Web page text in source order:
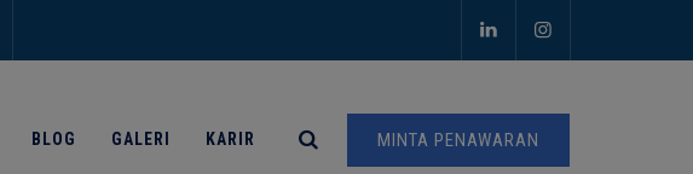
MINTA PENAWARAN
BLOG GALERI KARIR